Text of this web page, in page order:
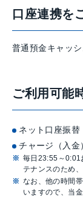
口座連携を
普通預金キャッ
ご利用可能
ネット口座振
チャージ（入金
毎日23:55～0:01
テナンスのため
なお、他の時間
いますので、当